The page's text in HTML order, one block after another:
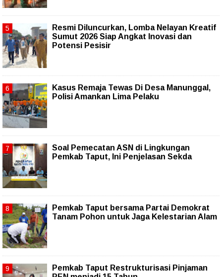
Resmi Diluncurkan, Lomba Nelayan Kreatif
Sumut 2026 Siap Angkat Inovasi dan
Potensi Pesisir
Kasus Remaja Tewas Di Desa Manunggal,
Polisi Amankan Lima Pelaku
Soal Pemecatan ASN di Lingkungan
Pemkab Taput, Ini Penjelasan Sekda
Pemkab Taput bersama Partai Demokrat
Tanam Pohon untuk Jaga Kelestarian Alam
Pemkab Taput Restrukturisasi Pinjaman